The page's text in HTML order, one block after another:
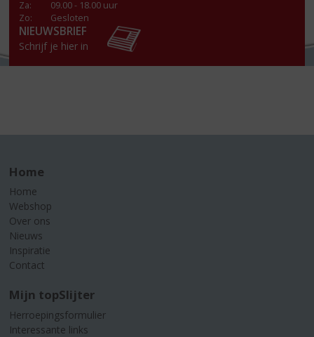
Za:
09.00 - 18.00 uur
Zo:
Gesloten
NIEUWSBRIEF
Schrijf je hier in
Home
Home
Webshop
Over ons
Nieuws
Inspiratie
Contact
Mijn topSlijter
Herroepingsformulier
Interessante links